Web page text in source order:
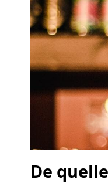
De